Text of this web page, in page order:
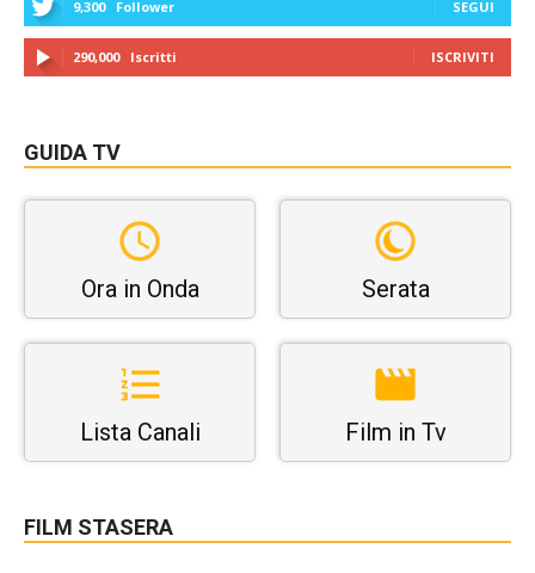
9,300 Follower SEGUI
290,000 Iscritti ISCRIVITI
GUIDA TV
Ora in Onda Serata
Lista Canali Film in Tv
FILM STASERA